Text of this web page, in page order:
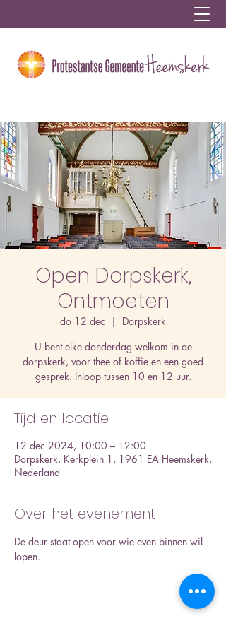
Open Dorpskerk,
Ontmoeten
do 12 dec
  |
Dorpskerk
U bent elke donderdag welkom in de
dorpskerk, voor thee of koffie en een goed
gesprek. Inloop tussen 10 en 12 uur.
Tijd en locatie
12 dec 2024, 10:00 – 12:00
Dorpskerk, Kerkplein 1, 1961 EA Heemskerk,
Nederland
Over het evenement
De deur staat open voor wie even binnen wil
lopen.